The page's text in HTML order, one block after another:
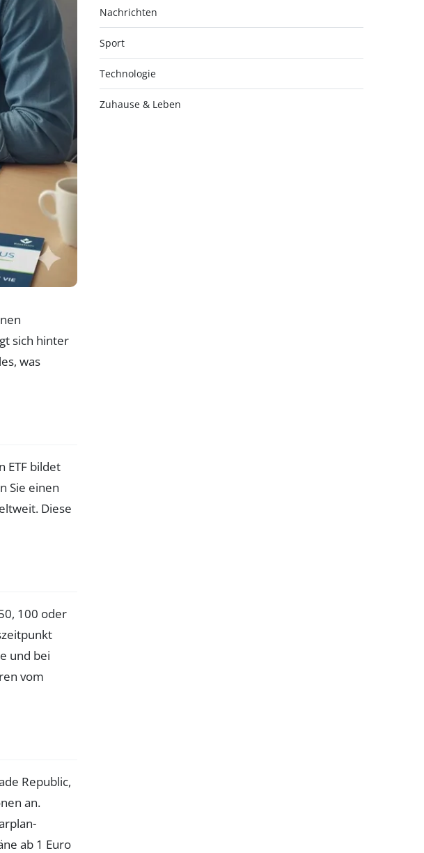
sich hinter
was
ETF bildet
Sie einen
Diese
100 oder
und bei
vom
Republic,
an.
ab 1 Euro
Nachrichten
Sport
Technologie
Zuhause & Leben